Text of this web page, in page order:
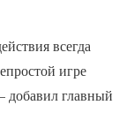
всегда
игре
добавил главный